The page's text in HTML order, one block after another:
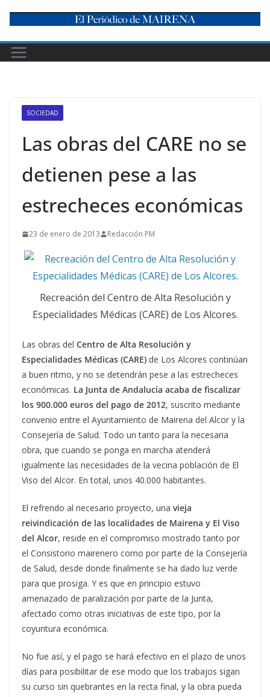
content
SOCIEDAD
Las obras del CARE no se
detienen pese a las
estrecheces económicas
23 de enero de 2013 Redacción PM
Recreación del Centro de Alta Resolución y
Especialidades Médicas (CARE) de Los Alcores.
Las obras del Centro de Alta Resolución y
Especialidades Médicas (CARE) de Los Alcores continúan
a buen ritmo, y no se detendrán pese a las estrecheces
económicas. La Junta de Andalucía acaba de fiscalizar
los 900.000 euros del pago de 2012, suscrito mediante
convenio entre el Ayuntamiento de Mairena del Alcor y la
Consejería de Salud. Todo un tanto para la necesaria
obra, que cuando se ponga en marcha atenderá
igualmente las necesidades de la vecina población de El
Viso del Alcor. En total, unos 40.000 habitantes.
El refrendo al necesario proyecto, una vieja
reivindicación de las localidades de Mairena y El Viso
del Alcor, reside en el compromiso mostrado tanto por
el Consistorio mairenero como por parte de la Consejería
de Salud, desde donde finalmente se ha dado luz verde
para que prosiga. Y es que en principio estuvo
amenazado de paralización por parte de la Junta,
afectado como otras iniciativas de este tipo, por la
coyuntura económica.
No fue así, y el pago se hará efectivo en el plazo de unos
días para posibilitar de ese modo que los trabajos sigan
su curso sin quebrantes en la recta final, y la obra pueda